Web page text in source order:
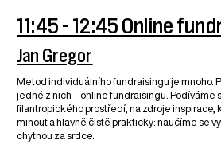
11:45 - 12:45 Online
Jan Gregor
Metod individuálního fundraisingu je mnoho.
jedné z nich – online fundraisingu. Podíváme
filantropického prostředí, na zdroje inspirace,
minout a hlavně čistě prakticky: naučíme se
chytnou za srdce.